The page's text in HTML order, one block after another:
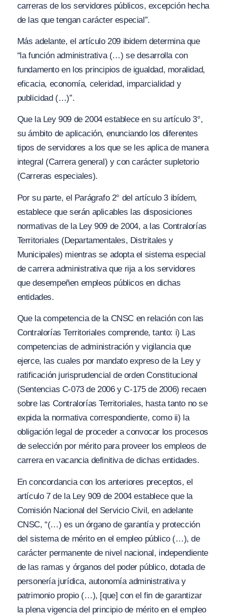
carreras de los servidores públicos, excepción hecha
de las que tengan carácter especial”.
Más adelante, el artículo 209 ibidem determina que
“la función administrativa (…) se desarrolla con
fundamento en los principios de igualdad, moralidad,
eficacia, economía, celeridad, imparcialidad y
publicidad (…)”.
Que la Ley 909 de 2004 establece en su artículo 3°,
su ámbito de aplicación, enunciando los diferentes
tipos de servidores a los que se les aplica de manera
integral (Carrera general) y con carácter supletorio
(Carreras especiales).
Por su parte, el Parágrafo 2° del artículo 3 ibídem,
establece que serán aplicables las disposiciones
normativas de la Ley 909 de 2004, a las Contralorías
Territoriales (Departamentales, Distritales y
Municipales) mientras se adopta el sistema especial
de carrera administrativa que rija a los servidores
que desempeñen empleos públicos en dichas
entidades.
Que la competencia de la CNSC en relación con las
Contralorías Territoriales comprende, tanto: i) Las
competencias de administración y vigilancia que
ejerce, las cuales por mandato expreso de la Ley y
ratificación jurisprudencial de orden Constitucional
(Sentencias C-073 de 2006 y C-175 de 2006) recaen
sobre las Contralorías Territoriales, hasta tanto no se
expida la normativa correspondiente, como ii) la
obligación legal de proceder a convocar los procesos
de selección por mérito para proveer los empleos de
carrera en vacancia definitiva de dichas entidades.
En concordancia con los anteriores preceptos, el
artículo 7 de la Ley 909 de 2004 establece que la
Comisión Nacional del Servicio Civil, en adelante
CNSC, “(…)es un órgano de garantía y protección
del sistema de mérito en el empleo público (…), de
carácter permanente de nivel nacional, independiente
de las ramas y órganos del poder público, dotada de
personería jurídica, autonomía administrativa y
patrimonio propio (…), [que]con el fin de garantizar
la plena vigencia del principio de mérito en el empleo